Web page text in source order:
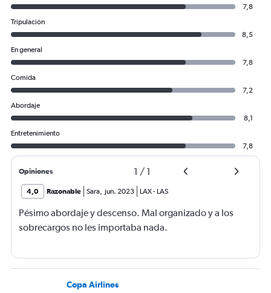
7,8
Tripulación
8,5
En general
7,8
Comida
7,2
Abordaje
8,1
Entretenimiento
7,8
Opiniones 1 / 1
4,0 Razonable Sara, jun. 2023 LAX- LAS
Pésimo abordaje y descenso. Mal organizado y a los
sobrecargos no les importaba nada.
Copa Airlines